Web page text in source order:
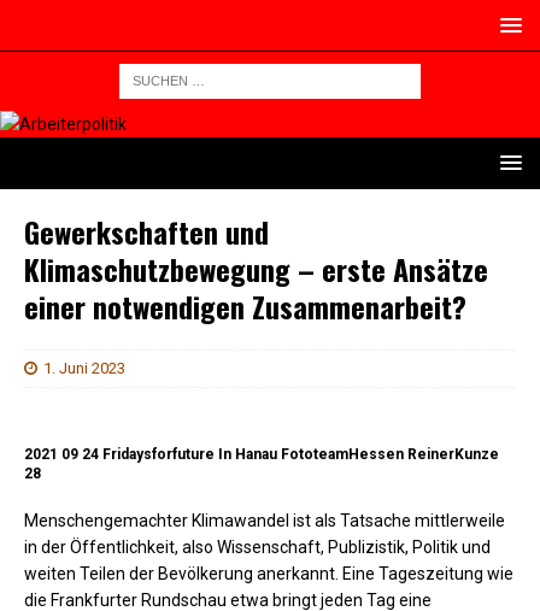
Gewerkschaften und
Klimaschutzbewegung – erste Ansätze
einer notwendigen Zusammenarbeit?
1. Juni 2023
2021 09 24 Fridaysforfuture In Hanau FototeamHessen ReinerKunze
28
Menschengemachter Klimawandel ist als Tatsache mittlerweile
in der Öffentlichkeit, also Wissenschaft, Publizistik, Politik und
weiten Teilen der Bevölkerung anerkannt. Eine Tageszeitung wie
die Frankfurter Rundschau etwa bringt jeden Tag eine